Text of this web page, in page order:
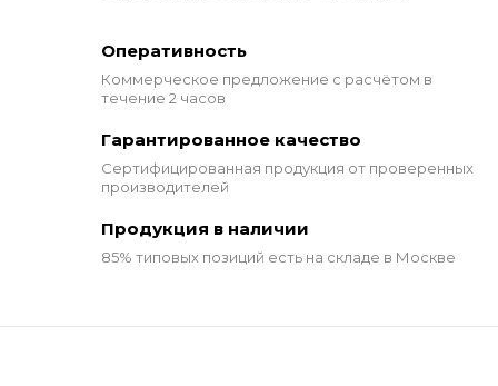
Оперативность
Коммерческое предложение с расчётом в
течение 2 часов
Гарантированное качество
Сертифицированная продукция от проверенных
производителей
Продукция в наличии
85% типовых позиций есть на складе в Москве